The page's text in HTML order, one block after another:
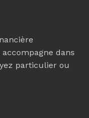
dans
particulier ou